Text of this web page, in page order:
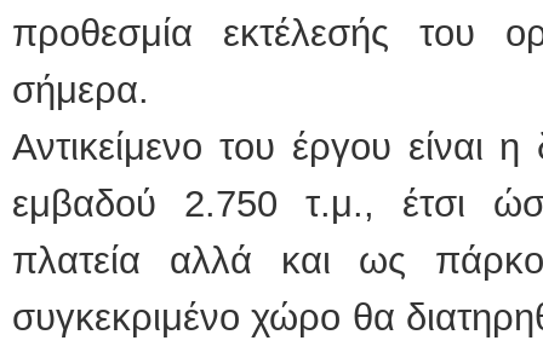
προθεσμία εκτέλεσής του
σήμερα.
Αντικείμενο του έργου είναι
εμβαδού 2.750 τ.μ., έτσι
πλατεία αλλά και ως
συγκεκριμένο χώρο θα